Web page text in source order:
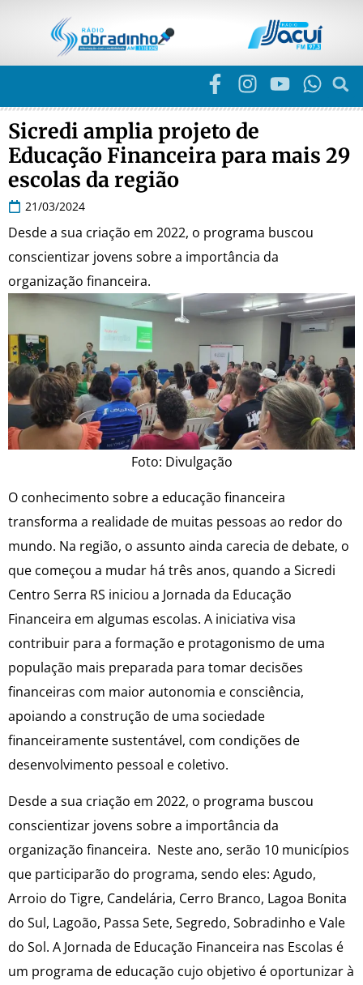
Sicredi amplia projeto de
Educação Financeira para mais 29
escolas da região
21/03/2024
Desde a sua criação em 2022, o programa buscou
conscientizar jovens sobre a importância da
organização financeira.
Foto: Divulgação
O conhecimento sobre a educação financeira
transforma a realidade de muitas pessoas ao redor do
mundo. Na região, o assunto ainda carecia de debate, o
que começou a mudar há três anos, quando a Sicredi
Centro Serra RS iniciou a Jornada da Educação
Financeira em algumas escolas. A iniciativa visa
contribuir para a formação e protagonismo de uma
população mais preparada para tomar decisões
financeiras com maior autonomia e consciência,
apoiando a construção de uma sociedade
financeiramente sustentável, com condições de
desenvolvimento pessoal e coletivo.
Desde a sua criação em 2022, o programa buscou
conscientizar jovens sobre a importância da
organização financeira. Neste ano, serão 10 municípios
que participarão do programa, sendo eles: Agudo,
Arroio do Tigre, Candelária, Cerro Branco, Lagoa Bonita
do Sul, Lagoão, Passa Sete, Segredo, Sobradinho e Vale
do Sol. A Jornada de Educação Financeira nas Escolas é
um programa de educação cujo objetivo é oportunizar à